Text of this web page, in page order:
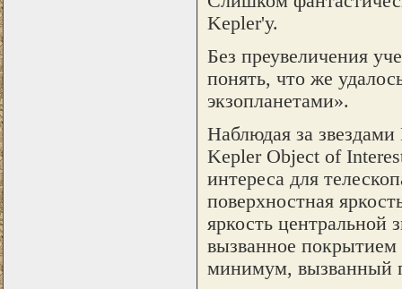
Kepler'у.
Без преувеличения
понять, что же
экзопланетами».
Наблюдая за
Kepler Object of
интереса для
поверхностная
яркость центральной
вызванное покрытием
минимум, вызванный